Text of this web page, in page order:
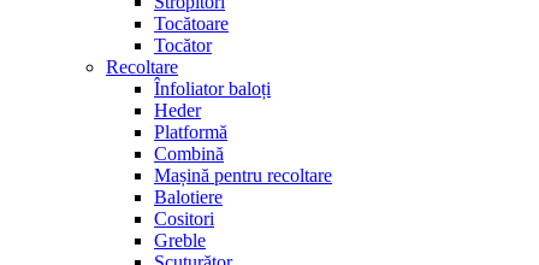
Tocătoare
Tocător
Recoltare
Înfoliator baloți
Heder
Platformă
Combină
Mașină pentru recoltare
Balotiere
Cositori
Greble